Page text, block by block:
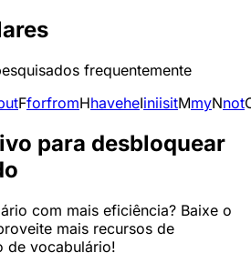
frequentemente
FforfromHhaveheIiniisitMmyNnot
para desbloquear
com mais eficiência? Baixe o
mais recursos de
de vocabulário!